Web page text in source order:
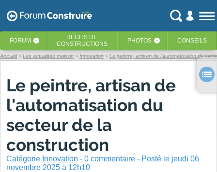
FORUM ‹ RÉCITS DE
CONSTRUCTIONS
PHOTOS ‹ CONSEILS
Accueil Les actualités maison Innovation Le peintre, artisan de l'automatisation du
Le peintre, artisan de
l'automatisation du
secteur de la
construction
Catégorie Innovation - 0 commentaire - Posté le jeudi 06
novembre 2025 à 12h10